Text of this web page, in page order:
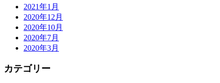
2021年1月
2020年12月
2020年10月
2020年7月
2020年3月
カテゴリー